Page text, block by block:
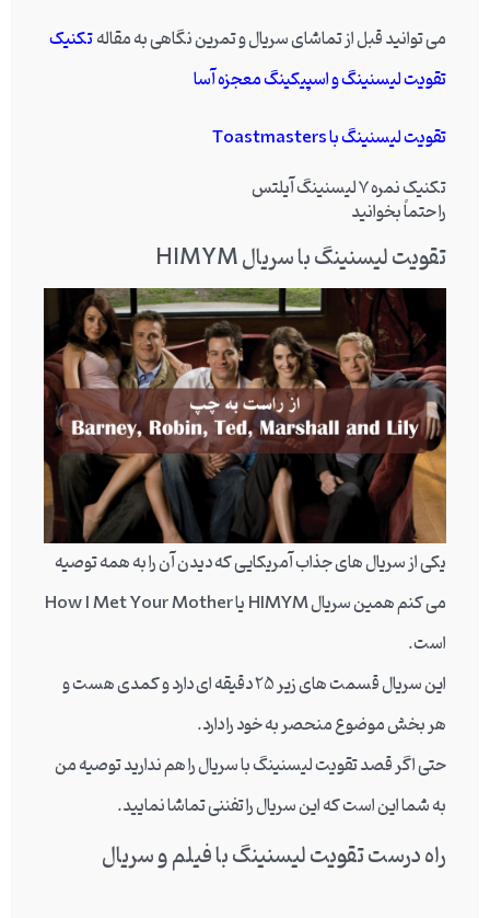
می توانید قبل از تماشای سریال و تمرین نگاهی به مقالهتکنیک
تقویت لیسنینگ و اسپیکینگ معجزه آسا
تقویت لیسنینگ با Toastmasters
تکنیک نمره 7 لیسنینگ آیلتس
را حتماً بخوانید
تقویت لیسنینگ با سریال HIMYM
یکی از سریال های جذاب آمریکایی که دیدن آن را به همه توصیه
می کنم همین سریال HIMYM یا How I Met Your Mother
است.
این سریال قسمت های زیر 25 دقیقه ای دارد و کمدی هست و
هر بخش موضوع منحصر به خود را دارد.
حتی اگر قصد تقویت لیسنینگ با سریال را هم ندارید توصیه من
به شما این است که این سریال را تفننی تماشا نمایید.
راه درست تقویت لیسنینگ با فیلم و سریال